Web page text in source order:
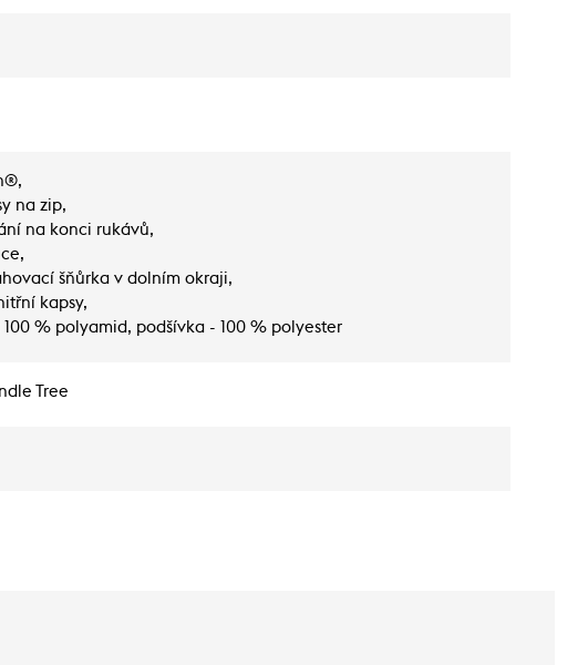
na zip,
na konci rukávů,
šňůrka v dolním okraji,
kapsy,
% polyamid, podšívka - 100 % polyester
Tree